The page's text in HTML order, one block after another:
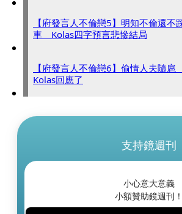
【府發言人不倫戀5】明知不倫還不
車 Kolas四字預言悲慘結局
【府發言人不倫戀6】偷情人夫隨扈
Kolas回應了
支持鏡週刊
小心意大意義
小額贊助鏡週刊！